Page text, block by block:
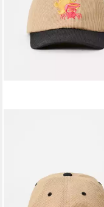
lieferbar - in 5-6 Werktagen